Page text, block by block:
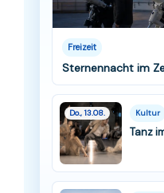
Freizeit
Sternennacht im
Do., 13.08. Kultur
Tanz